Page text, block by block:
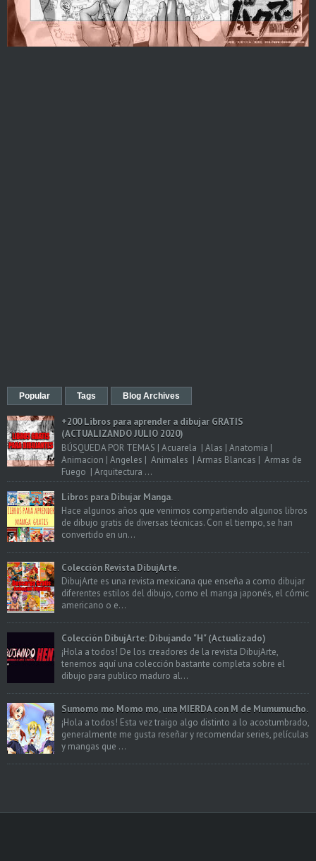
Popular Tags Blog Archives
+200 Libros para aprender a dibujar GRATIS
(ACTUALIZANDO JULIO 2020)
BÚSQUEDA POR TEMAS | Acuarela | Alas | Anatomia |
Animacion | Angeles | Animales | Armas Blancas | Armas de
Fuego | Arquitectura ...
Libros para Dibujar Manga.
Hace algunos años que venimos compartiendo algunos libros
de dibujo gratis de diversas técnicas. Con el tiempo, se han
convertido en un...
Colección Revista DibujArte.
DibujArte es una revista mexicana que enseña a como dibujar
diferentes estilos del dibujo, como el manga japonés, el cómic
americano o e...
Colección DibujArte: Dibujando "H" (Actualizado)
¡Hola a todos! De los creadores de la revista DibujArte,
tenemos aquí una colección bastante completa sobre el
dibujo para publico maduro al...
Sumomo mo Momo mo, una MIERDA con M de Mumumucho.
¡Hola a todos! Esta vez traigo algo distinto a lo acostumbrado,
generalmente me gusta reseñar y recomendar series, películas
y mangas que ...